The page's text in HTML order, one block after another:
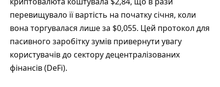
перевищувало її вартість на початку січня, коли
вона торгувалася лише за $0,055. Цей протокол для
пасивного заробітку зумів привернути увагу
користувачів до сектору децентралізованих
фінансів (DeFi).